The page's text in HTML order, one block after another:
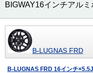
BIGWAY16インチアル
B-LUGNAS FRD
B-LUGNAS FRD 16インチ